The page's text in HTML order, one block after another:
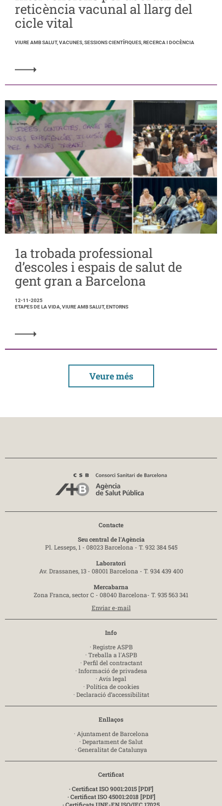
reticència vacunal al llarg del
cicle vital
VIURE AMB SALUT, VACUNES, SESSIONS CIENTÍFIQUES, RECERCA I DOCÈNCIA
1a trobada professional
d’escoles i espais de salut de
gent gran a Barcelona
12-11-2025
ETAPES DE LA VIDA, VIURE AMB SALUT, ENTORNS
Veure més
Contacte
Seu central de l'Agència
Pl. Lesseps, 1 - 08023 Barcelona - T. 932 384 545
Laboratori
Av. Drassanes, 13 - 08001 Barcelona - T. 934 439 400
Mercabarna
Zona Franca, sector C - 08040 Barcelona- T. 935 563 341
Enviar e-mail
Info
· Registre ASPB
· Treballa a l'ASPB
· Perfil del contractant
· Informació de privadesa
· Avís legal
· Política de cookies
· Declaració d’accessibilitat
Enllaços
· Ajuntament de Barcelona
· Departament de Salut
· Generalitat de Catalunya
Certificat
· Certificat ISO 9001:2015 [PDF]
· Certificat ISO 45001:2018 [PDF]